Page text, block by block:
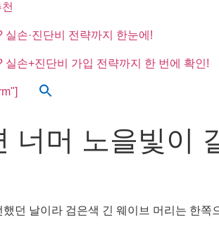
손·진단비 전략까지 한눈에!
손+진단비 가입 전략까지 한 번에 확인!
너머 노을빛이
던 날이라 검은색 긴 웨이브 머리는 한쪽